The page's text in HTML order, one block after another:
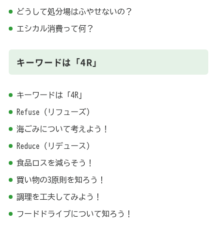
どうして処分場はふやせないの？
エシカル消費って何？
キーワードは「4R」
キーワードは「4R」
Refuse（リフューズ）
海ごみについて考えよう！
Reduce（リデュース）
食品ロスを減らそう！
買い物の3原則を知ろう！
調理を工夫してみよう！
フードドライブについて知ろう！